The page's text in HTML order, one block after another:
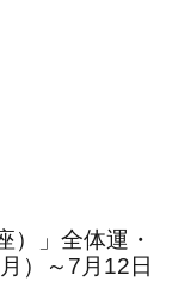
）」全体運・
）～7月12日